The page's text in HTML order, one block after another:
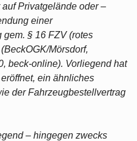
Privatgelände oder –
einer
§ 16 FZV (rotes
Mörsdorf,
beck-online). Vorliegend hat
ein ähnliches
der Fahrzeugbestellvertrag
– hingegen zwecks